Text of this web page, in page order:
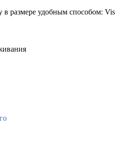
в размере удобным способом: